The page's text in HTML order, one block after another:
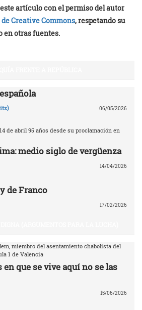
artículo con el permiso del autor
Creative Commons, respetando su
en otras fuentes.
06/05/2026
de abril 95 años desde su proclamación en
medio siglo de vergüenza
14/04/2026
de Franco
17/02/2026
miembro del asentamiento chabolista del
1 de Valencia
que se vive aquí no se las
15/06/2026